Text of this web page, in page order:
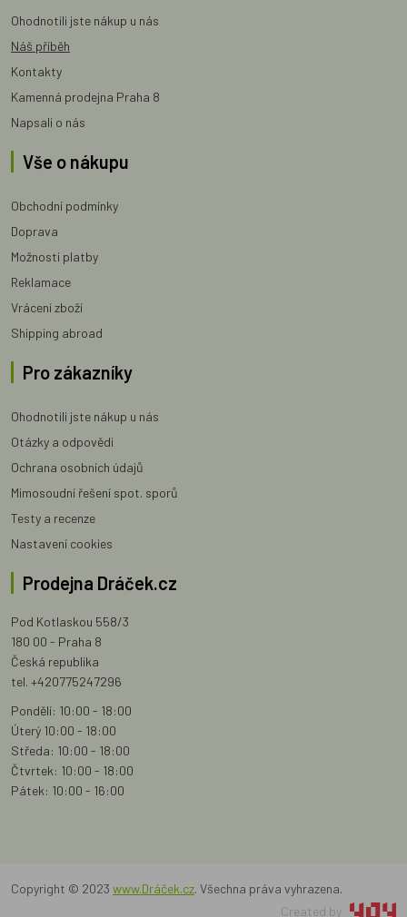
Ohodnotili jste nákup u nás
Náš příběh
Kontakty
Kamenná prodejna Praha 8
Napsali o nás
Vše o nákupu
Obchodní podmínky
Doprava
Možnosti platby
Reklamace
Vrácení zboží
Shipping abroad
Pro zákazníky
Ohodnotili jste nákup u nás
Otázky a odpovědi
Ochrana osobních údajů
Mimosoudní řešení spot. sporů
Testy a recenze
Nastavení cookies
Prodejna Dráček.cz
Pod Kotlaskou 558/3
180 00 - Praha 8
Česká republika
tel. +420775247296
Pondělí: 10:00 - 18:00
Úterý 10:00 - 18:00
Středa: 10:00 - 18:00
Čtvrtek: 10:00 - 18:00
Pátek: 10:00 - 16:00
Copyright © 2023 www.Dráček.cz. Všechna práva vyhrazena.
Created by